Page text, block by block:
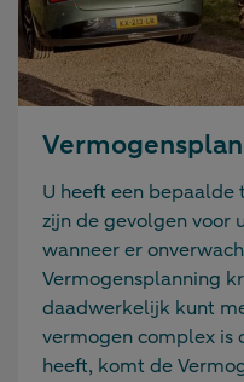
U heeft een bepaalde
zijn de gevolgen voor
wanneer er
Vermogensplanning
daadwerkelijk kunt
vermogen complex is
heeft, komt de